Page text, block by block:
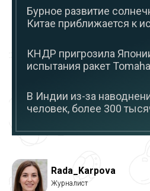
Бурное развитие
Китае приближается к
КНДР пригрозила
испытания ракет
В Индии из-за
человек, более 300
Rada_Karpova